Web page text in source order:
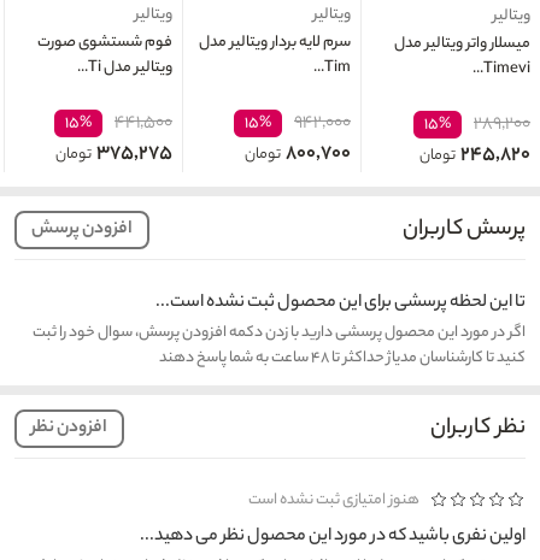
ویتالیر
میسلار واتر ویتالیر مدل
Timevi...
۲۸۹,۲۰۰ ۱۵%
۲۴۵,۸۲۰تومان
ویتالیر
سرم لایه بردار ویتالیر مدل
Tim...
۹۴۲,۰۰۰ ۱۵%
۸۰۰,۷۰۰تومان
ویتالیر
فوم شستشوی صورت
ویتالیر مدل Ti...
۴۴۱,۵۰۰ ۱۵%
۳۷۵,۲۷۵تومان
پرسش کاربران افزودن پرسش
تا این لحظه پرسشی برای این محصول ثبت نشده است...
اگر در مورد این محصول پرسشی دارید با زدن دکمه افزودن پرسش، سوال خود را ثبت
کنید تا کارشناسان مدیاژ حداکثر تا ۴۸ ساعت به شما پاسخ دهند
نظر کاربران افزودن نظر
هنوز امتیازی ثبت نشده است
اولین نفری باشید که در مورد این محصول نظر می دهید...